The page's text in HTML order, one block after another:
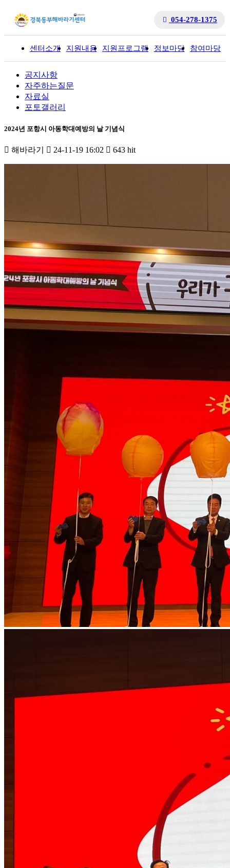
054-278-1375
센터소개 지원내용 지원프로그램 정보마당 참여마당
공지사항
자주하는질문
자료실
포토갤러리
2024년 포항시 아동학대예방의 날 기념식
해바라기 24-11-19 16:02 643 hit